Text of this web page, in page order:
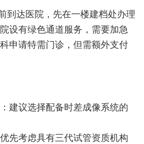
到达医院，先在一楼建档处办理
设有绿色通道服务，需要加急
申请特需门诊，但需额外支付
建议选择配备时差成像系统的
先考虑具有三代试管资质机构